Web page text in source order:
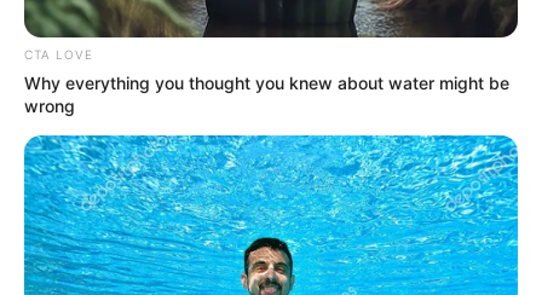
CTA LOVE
Why everything you thought you knew about water might be
wrong